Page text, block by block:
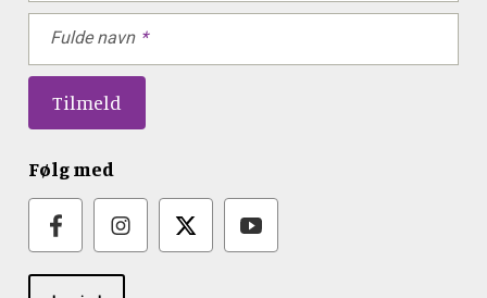
Fulde navn
Følg med